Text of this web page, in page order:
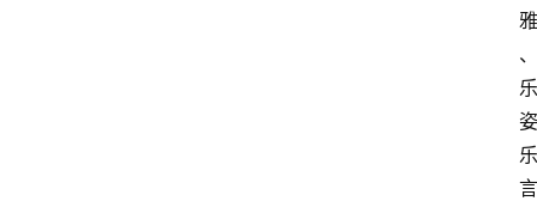
雅
、
乐
姿
乐
言